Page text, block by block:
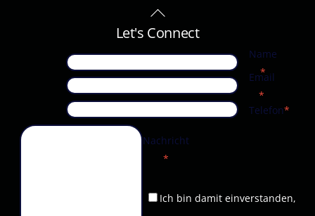
Back
To
Let's Connect
Name
*
Email
*
Telefon*
Nachricht
*
Ich bin damit einverstanden,